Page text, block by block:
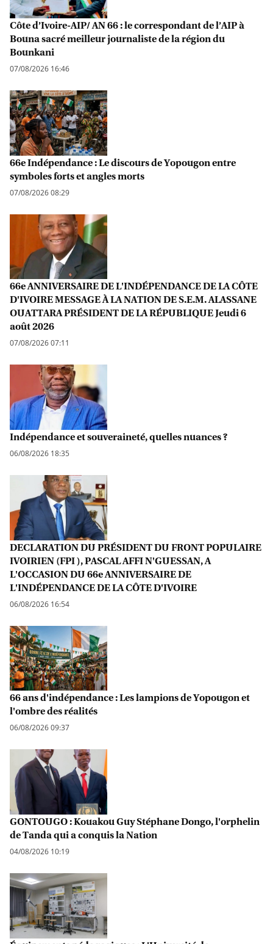
Côte d’Ivoire-AIP/ AN 66 : le correspondant de l’AIP à
Bouna sacré meilleur journaliste de la région du
Bounkani
07/08/2026 16:46
66e Indépendance : Le discours de Yopougon entre
symboles forts et angles morts
07/08/2026 08:29
66e ANNIVERSAIRE DE L'INDÉPENDANCE DE LA CÔTE
D'IVOIRE MESSAGE À LA NATION DE S.E.M. ALASSANE
OUATTARA PRÉSIDENT DE LA RÉPUBLIQUE Jeudi 6
août 2026
07/08/2026 07:11
Indépendance et souveraineté, quelles nuances ?
06/08/2026 18:35
DECLARATION DU PRÉSIDENT DU FRONT POPULAIRE
IVOIRIEN (FPI ), PASCAL AFFI N'GUESSAN, A
L'OCCASION DU 66e ANNIVERSAIRE DE
L'INDÉPENDANCE DE LA CÔTE D'IVOIRE
06/08/2026 16:54
66 ans d'indépendance : Les lampions de Yopougon et
l'ombre des réalités
06/08/2026 09:37
GONTOUGO : Kouakou Guy Stéphane Dongo, l'orphelin
de Tanda qui a conquis la Nation
04/08/2026 10:19